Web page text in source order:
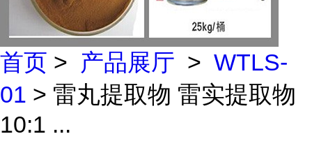
首页 > 产品展厅 > WTLS-
01 > 雷丸提取物 雷实提取物
10:1 ...